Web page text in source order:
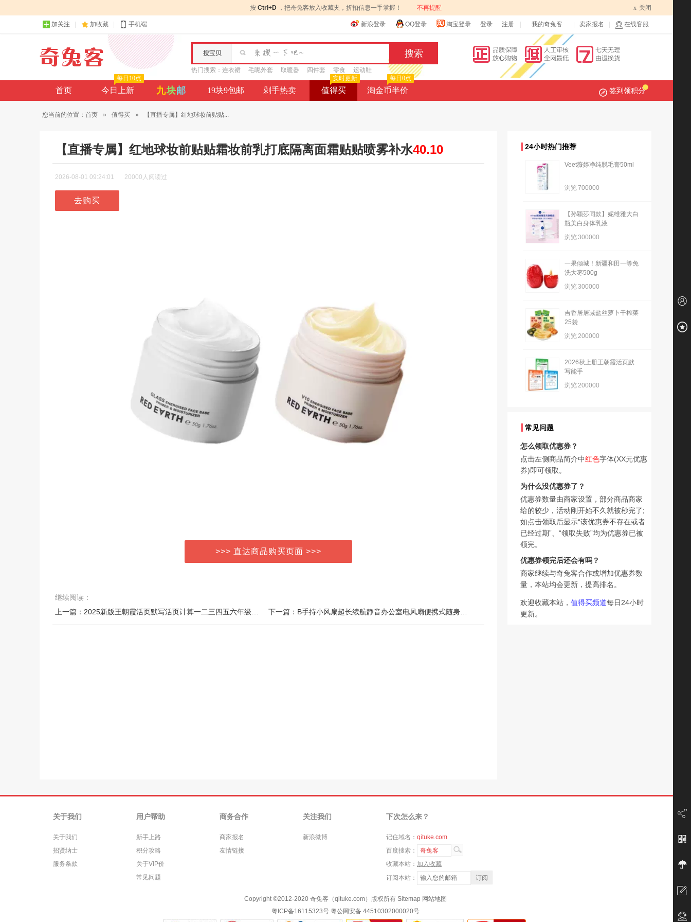
按 Ctrl+D ，把奇兔客放入收藏夹，折扣信息一手掌握！ 不再提醒 x 关闭
加关注 加收藏 手机端 新浪登录 QQ登录 淘宝登录 登录 注册 我的奇兔客 卖家报名 在线客服
搜宝贝
热门搜索： 连衣裙 毛呢外套 取暖器 四件套 零食 运动鞋
首页 今日上新
每日10点
九块邮 19块9包邮 剁手热卖 值得买
实时更新
淘金币半价
每日0点
签到领积分
您当前的位置： 首页 » 值得买 » 【直播专属】红地球妆前贴贴...
【直播专属】红地球妆前贴贴霜妆前乳打底隔离面霜贴贴喷雾补水40.10
2026-08-01 09:24:01 20000人阅读过
去购买
>>> 直达商品购买页面 >>>
继续阅读：
24小时热门推荐
Veet薇婷净纯脱毛膏50ml
浏览700000
【孙颖莎同款】妮维雅大白
瓶美白身体乳液
浏览300000
一果倾城！新疆和田一等免
洗大枣500g
浏览300000
吉香居居减盐丝萝卜干榨菜
25袋
浏览200000
2026秋上册王朝霞活页默
写能手
浏览200000
常见问题
怎么领取优惠券？
点击左侧商品简介中红色字体(XX元优惠
券)即可领取。
为什么没优惠券了？
优惠券数量由商家设置，部分商品商家
给的较少，活动刚开始不久就被秒完了;
如点击领取后显示“该优惠券不存在或者
已经过期”、“领取失败”均为优惠券已被
领完。
优惠券领完后还会有吗？
商家继续与奇兔客合作或增加优惠券数
量，本站均会更新，提高排名。
欢迎收藏本站， 值得买频道每日24小时
更新。
关于我们
关于我们
招贤纳士
服务条款
用户帮助
新手上路
积分攻略
关于VIP价
常见问题
商务合作
商家报名
友情链接
关注我们
新浪微博
下次怎么来？
记住域名： qituke.com
百度搜索：
奇兔客
收藏本站： 加入收藏
订阅本站：
Copyright ©2012-2020 奇兔客（qituke.com）版权所有 Sitemap 网站地图
粤ICP备16115323号 粤公网安备 44510302000020号